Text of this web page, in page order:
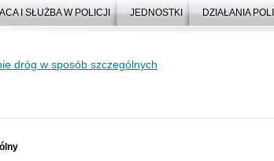
I SŁUŻBA W POLICJI JEDNOSTKI DZIAŁANIA
dróg w sposób szczególnych